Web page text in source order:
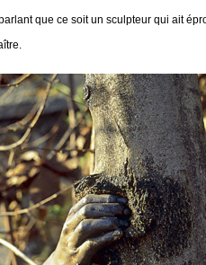
que ce soit un sculpteur qui ait